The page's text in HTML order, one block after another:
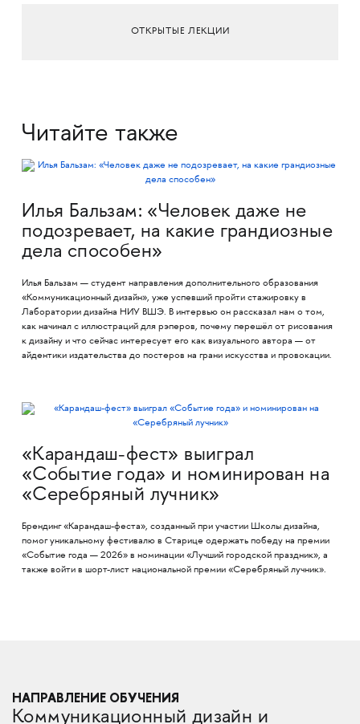
ОТКРЫТЫЕ ЛЕКЦИИ
Читайте также
Илья Бальзам: «Человек даже не
подозревает, на какие грандиозные
дела способен»
Илья Бальзам — студент направления дополнительного образования
«Коммуникационный дизайн», уже успевший пройти стажировку в
Лаборатории дизайна НИУ ВШЭ. В интервью он рассказал нам о том,
как начинал с иллюстраций для рэперов, почему перешёл от рисования
к дизайну и что сейчас интересует его как визуального автора — от
айдентики издательства до постеров на грани искусства и провокации.
«Карандаш-фест» выиграл
«Событие года» и номинирован на
«Серебряный лучник»
Брендинг «Карандаш-феста», созданный при участии Школы дизайна,
помог уникальному фестивалю в Старице одержать победу на премии
«Событие года — 2026» в номинации «Лучший городской праздник», а
также войти в шорт-лист национальной премии «Серебряный лучник».
НАПРАВЛЕНИЕ ОБУЧЕНИЯ
Коммуникационный дизайн и